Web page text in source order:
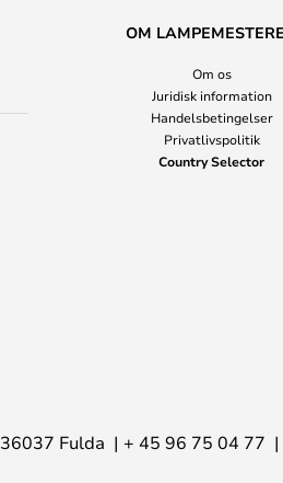
OM
Om os
Juridisk information
Handelsbetingelser
Privatlivspolitik
Country Selector
36037 Fulda + 45 96 75 04 77